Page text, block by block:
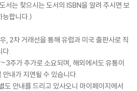
서는 찾으시는 도서의 ISBN을 알려 주시면 보
능합니다.)
, 2차 거래선을 통해 유럽과 미국 출판사로 직
다.
주가 추가로 소요되며, 해외에서도 유통이
내가 지연될 수 있습니다.
도 안내를 드리고 있사오니 마이페이지에서